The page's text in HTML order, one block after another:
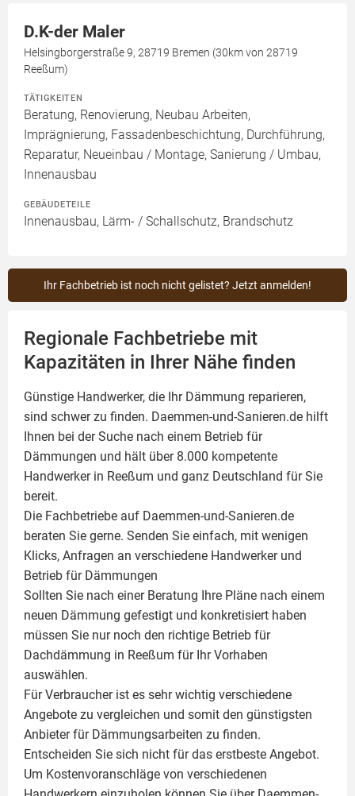
D.K-der Maler
Helsingborgerstraße 9, 28719 Bremen (30km von 28719
Reeßum)
TÄTIGKEITEN
Beratung, Renovierung, Neubau Arbeiten,
Imprägnierung, Fassadenbeschichtung, Durchführung,
Reparatur, Neueinbau / Montage, Sanierung / Umbau,
Innenausbau
GEBÄUDETEILE
Innenausbau, Lärm- / Schallschutz, Brandschutz
Ihr Fachbetrieb ist noch nicht gelistet? Jetzt anmelden!
Regionale Fachbetriebe mit
Kapazitäten in Ihrer Nähe finden
Günstige Handwerker, die Ihr Dämmung reparieren,
sind schwer zu finden. Daemmen-und-Sanieren.de hilft
Ihnen bei der Suche nach einem Betrieb für
Dämmungen und hält über 8.000 kompetente
Handwerker in Reeßum und ganz Deutschland für Sie
bereit.
Die Fachbetriebe auf Daemmen-und-Sanieren.de
beraten Sie gerne. Senden Sie einfach, mit wenigen
Klicks, Anfragen an verschiedene Handwerker und
Betrieb für Dämmungen
Sollten Sie nach einer Beratung Ihre Pläne nach einem
neuen Dämmung gefestigt und konkretisiert haben
müssen Sie nur noch den richtige Betrieb für
Dachdämmung in Reeßum für Ihr Vorhaben
auswählen.
Für Verbraucher ist es sehr wichtig verschiedene
Angebote zu vergleichen und somit den günstigsten
Anbieter für Dämmungsarbeiten zu finden.
Entscheiden Sie sich nicht für das erstbeste Angebot.
Um Kostenvoranschläge von verschiedenen